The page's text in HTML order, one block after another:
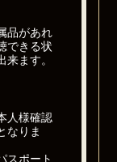
品があれ
できる状
ます。
人様確認
なりま
スポート